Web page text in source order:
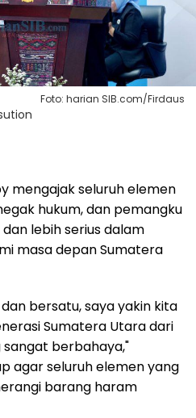
Foto: harian SIB.com/Firdaus
mengajak seluruh elemen
hukum, dan pemangku
lebih serius dalam
masa depan Sumatera
bersatu, saya yakin kita
Sumatera Utara dari
berbahaya,"
agar seluruh elemen yang
barang haram